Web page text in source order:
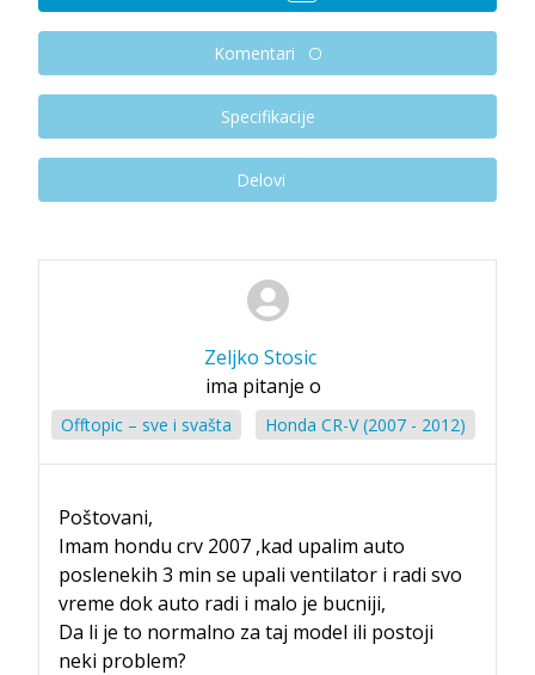
Komentari
Specifikacije
Delovi
Zeljko Stosic
ima pitanje o
Offtopic – sve i svašta Honda CR-V (2007 - 2012)
Poštovani,
Imam hondu crv 2007 ,kad upalim auto
poslenekih 3 min se upali ventilator i radi svo
vreme dok auto radi i malo je bucniji,
Da li je to normalno za taj model ili postoji
neki problem?